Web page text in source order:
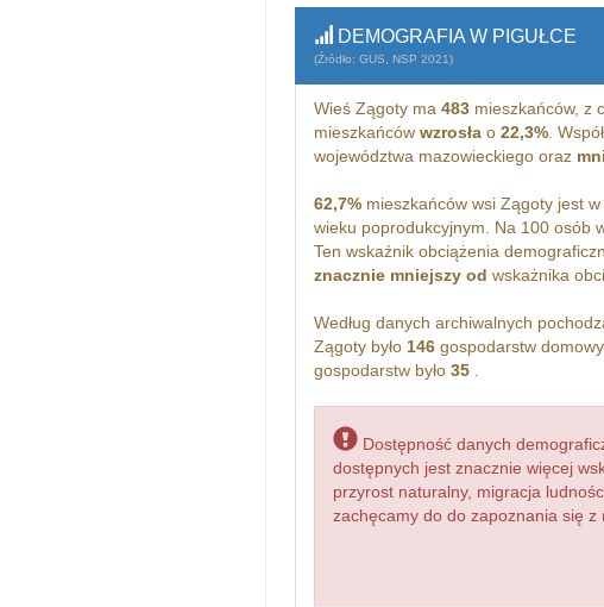
DEMOGRAFIA W PIGUŁCE
(Źródło: GUS, NSP 2021)
Wieś Zągoty ma 483mieszkańców, z
mieszkańców wzrosłao 22,3%.
województwa mazowieckiego oraz
62,7%mieszkańców wsi Zągoty jest
wieku poprodukcyjnym. Na 100 osób
Ten wskaźnik obciążenia
znacznie mniejszy od wskażnika
Według danych archiwalnych
Zągoty było 146gospodarstw
gospodarstw było 35.
Dostępność danych
dostępnych jest znacznie więcej
przyrost naturalny, migracja
zachęcamy do do zapoznania się